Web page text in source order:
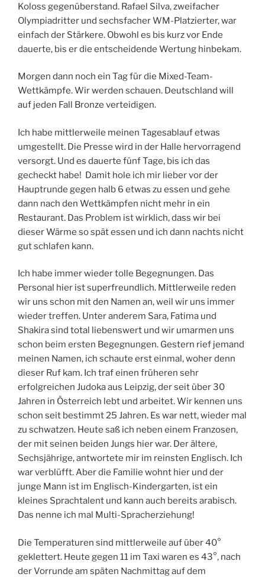
Koloss gegenüberstand. Rafael Silva, zweifacher
Olympiadritter und sechsfacher WM-Platzierter, war
einfach der Stärkere. Obwohl es bis kurz vor Ende
dauerte, bis er die entscheidende Wertung hinbekam.
Morgen dann noch ein Tag für die Mixed-Team-
Wettkämpfe. Wir werden schauen. Deutschland will
auf jeden Fall Bronze verteidigen.
Ich habe mittlerweile meinen Tagesablauf etwas
umgestellt. Die Presse wird in der Halle hervorragend
versorgt. Und es dauerte fünf Tage, bis ich das
gecheckt habe! Damit hole ich mir lieber vor der
Hauptrunde gegen halb 6 etwas zu essen und gehe
dann nach den Wettkämpfen nicht mehr in ein
Restaurant. Das Problem ist wirklich, dass wir bei
dieser Wärme so spät essen und ich dann nachts nicht
gut schlafen kann.
Ich habe immer wieder tolle Begegnungen. Das
Personal hier ist superfreundlich. Mittlerweile reden
wir uns schon mit den Namen an, weil wir uns immer
wieder treffen. Unter anderem Sara, Fatima und
Shakira sind total liebenswert und wir umarmen uns
schon beim ersten Begegnungen. Gestern rief jemand
meinen Namen, ich schaute erst einmal, woher denn
dieser Ruf kam. Ich traf einen früheren sehr
erfolgreichen Judoka aus Leipzig, der seit über 30
Jahren in Österreich lebt und arbeitet. Wir kennen uns
schon seit bestimmt 25 Jahren. Es war nett, wieder mal
zu schwatzen. Heute saß ich neben einem Franzosen,
der mit seinen beiden Jungs hier war. Der ältere,
Sechsjährige, antwortete mir im reinsten Englisch. Ich
war verblüfft. Aber die Familie wohnt hier und der
junge Mann ist im Englisch-Kindergarten, ist ein
kleines Sprachtalent und kann auch bereits arabisch.
Das nenne ich mal Multi-Spracherziehung!
Die Temperaturen sind mittlerweile auf über 40°
geklettert. Heute gegen 11 im Taxi waren es 43°, nach
der Vorrunde am späten Nachmittag auf dem